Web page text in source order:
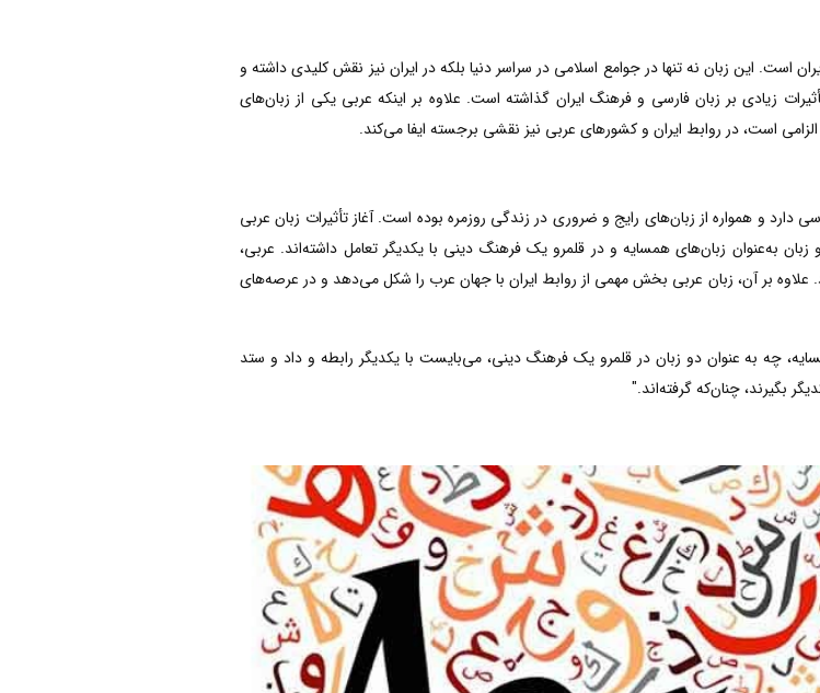
است. این زبان نه تنها در جوامع اسلامی در سراسر دنیا بلکه در ایران نیز نقش کلیدی داشته و
زیادی بر زبان فارسی و فرهنگ ایران گذاشته است. علاوه بر اینکه عربی یکی از زبان‌های
است، در روابط ایران و کشورهای عربی نیز نقشی برجسته ایفا می‌کند.
دارد و همواره از زبان‌های رایج و ضروری در زندگی روزمره بوده است. آغاز تأثیرات زبان عربی
به‌عنوان زبان‌های همسایه و در قلمرو یک فرهنگ دینی با یکدیگر تعامل داشته‌اند. عربی،
علاوه بر آن، زبان عربی بخش مهمی از روابط ایران با جهان عرب را شکل می‌دهد و در عرصه‌های
چه به عنوان دو زبان در قلمرو یک فرهنگ دینی، می‌بایست با یکدیگر رابطه و داد و ستد
بگیرند، چنان‌که گرفته‌اند."